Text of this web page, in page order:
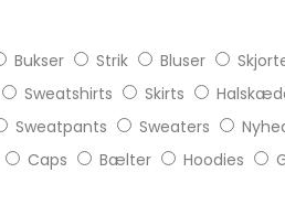
Bukser Strik Bluser
Sweatshirts Skirts
Sweatpants Sweaters
Caps Bælter Hoodies